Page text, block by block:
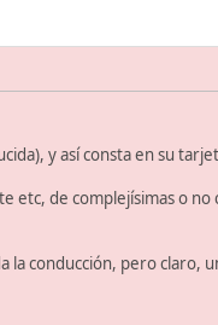
y así consta en su
etc, de complejísimas o no
la conducción, pero claro,